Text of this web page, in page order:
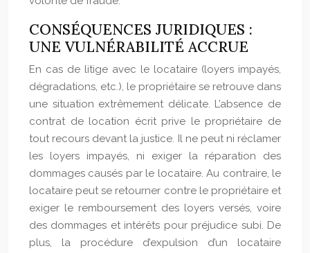
CONSÉQUENCES JURIDIQUES :
UNE VULNÉRABILITÉ ACCRUE
En cas de litige avec le locataire (loyers impayés,
dégradations, etc.), le propriétaire se retrouve dans
une situation extrêmement délicate. L’absence de
contrat de location écrit prive le propriétaire de
tout recours devant la justice. Il ne peut ni réclamer
les loyers impayés, ni exiger la réparation des
dommages causés par le locataire. Au contraire, le
locataire peut se retourner contre le propriétaire et
exiger le remboursement des loyers versés, voire
des dommages et intérêts pour préjudice subi. De
plus, la procédure d’expulsion d’un locataire